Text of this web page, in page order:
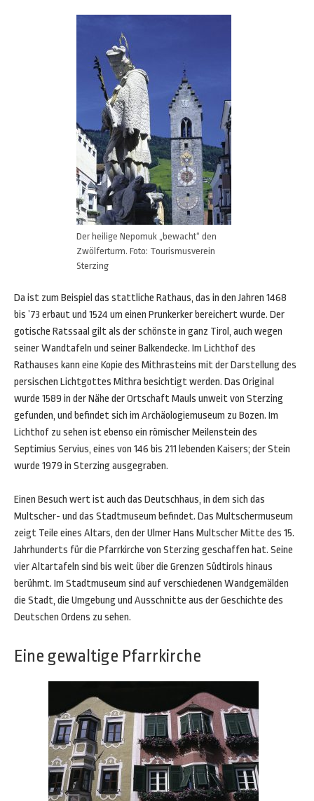
Der heilige Nepomuk „bewacht“ den
Zwölferturm. Foto: Tourismusverein
Sterzing
Da ist zum Beispiel das stattliche Rathaus, das in den Jahren 1468
bis ’73 erbaut und 1524 um einen Prunkerker bereichert wurde. Der
gotische Ratssaal gilt als der schönste in ganz Tirol, auch wegen
seiner Wandtafeln und seiner Balkendecke. Im Lichthof des
Rathauses kann eine Kopie des Mithrasteins mit der Darstellung des
persischen Lichtgottes Mithra besichtigt werden. Das Original
wurde 1589 in der Nähe der Ortschaft Mauls unweit von Sterzing
gefunden, und befindet sich im Archäologiemuseum zu Bozen. Im
Lichthof zu sehen ist ebenso ein römischer Meilenstein des
Septimius Servius, eines von 146 bis 211 lebenden Kaisers; der Stein
wurde 1979 in Sterzing ausgegraben.
Einen Besuch wert ist auch das Deutschhaus, in dem sich das
Multscher- und das Stadtmuseum befindet. Das Multschermuseum
zeigt Teile eines Altars, den der Ulmer Hans Multscher Mitte des 15.
Jahrhunderts für die Pfarrkirche von Sterzing geschaffen hat. Seine
vier Altartafeln sind bis weit über die Grenzen Südtirols hinaus
berühmt. Im Stadtmuseum sind auf verschiedenen Wandgemälden
die Stadt, die Umgebung und Ausschnitte aus der Geschichte des
Deutschen Ordens zu sehen.
Eine gewaltige Pfarrkirche